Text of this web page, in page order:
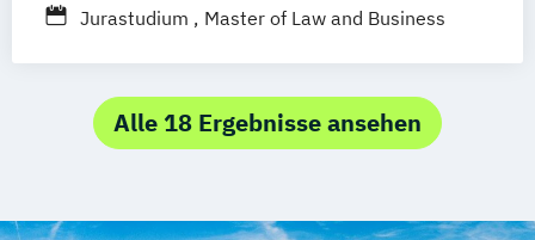
Jurastudium
Master of Law and Business
Alle 18 Ergebnisse ansehen